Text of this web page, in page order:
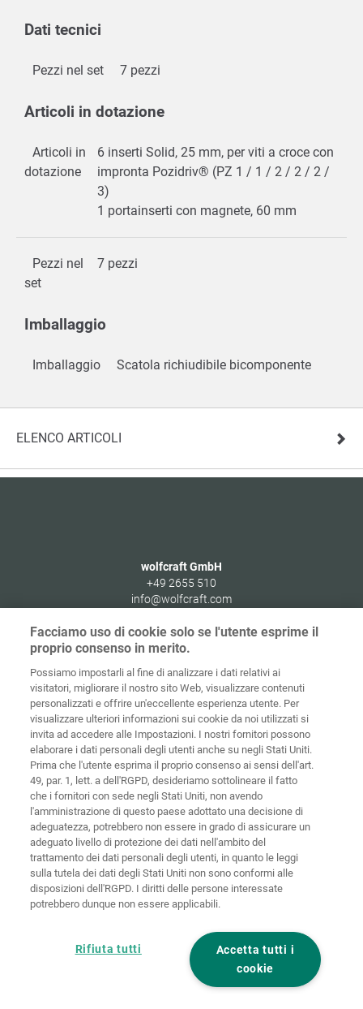
Dati tecnici
Pezzi nel set 7 pezzi
Articoli in dotazione
Articoli in
dotazione
6 inserti Solid, 25 mm, per viti a croce con
impronta Pozidriv® (PZ 1 / 1 / 2 / 2 / 2 /
3)
1 portainserti con magnete, 60 mm
Pezzi nel
set
7 pezzi
Imballaggio
Imballaggio Scatola richiudibile bicomponente
ELENCO ARTICOLI
wolfcraft GmbH
+49 2655 510
info@wolfcraft.com
Wolffstraße 1
56746 Kempenich
Germany
Home Contatti Colofone Tutela dei dati
CGC
Politiche sui
cookies Login
Dichiarazione
di accessibilità
Impostazioni sui cookie
Facciamo uso di cookie solo se l'utente esprime il
proprio consenso in merito.
Possiamo impostarli al fine di analizzare i dati relativi ai
visitatori, migliorare il nostro sito Web, visualizzare contenuti
personalizzati e offrire un'eccellente esperienza utente. Per
visualizzare ulteriori informazioni sui cookie da noi utilizzati si
invita ad accedere alle Impostazioni. I nostri fornitori possono
elaborare i dati personali degli utenti anche su negli Stati Uniti.
Prima che l'utente esprima il proprio consenso ai sensi dell'art.
49, par. 1, lett. a dell'RGPD, desideriamo sottolineare il fatto
che i fornitori con sede negli Stati Uniti, non avendo
l'amministrazione di questo paese adottato una decisione di
adeguatezza, potrebbero non essere in grado di assicurare un
adeguato livello di protezione dei dati nell'ambito del
trattamento dei dati personali degli utenti, in quanto le leggi
sulla tutela dei dati degli Stati Uniti non sono conformi alle
disposizioni dell'RGPD. I diritti delle persone interessate
potrebbero dunque non essere applicabili.
Accetta tutti i
cookie
Rifiuta tutti